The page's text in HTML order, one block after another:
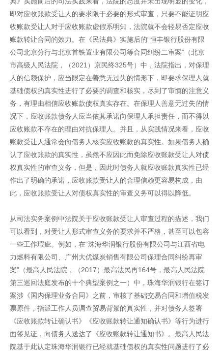
即对应收账款受让人的要求限于必要的形式审查，只要不能证明应
收账款受让人对于应收账款虚假系明知，法院就不会轻易否定应收
账款转让合同的效力。在《民法典》实施后的“恒丰银行股份有限
公司北京分行与北京首铁置业有限公司等合同纠纷二审案”（北京
市高级人民法院，（2021）京民终325号）中，法院指出，对保理
人的信赖保护，应当限定在善意无过失的情形下，即要求保理人就
基础债权的真实性进行了必要的调查和核实，尽到了审慎的注意义
务，有理由相信应收账款债权真实存在。在保理人善意无过失的情
况下，应收账款债务人应当依其承诺向保理人承担责任，而不得以
应收账款不存在的理由对抗保理人。并且，从实践情况来看，应收
账款受让人通常会向债务人核实应收账款的真实性。如果债务人确
认了应收账款的真实性，虽然不应因此而免除应收账款受让人对债
权真实性的审查义务，但是，因此时债务人就应收账款真实性已经
作出了明确的承诺，应收账款受让人的合理信赖更容易构成，由
此，应收账款受让人对债权真实性的审查义务可以得以降低。
从司法实务案例中法院关于应收账款受让人审查过程的描述，我们
可以看到，对受让人形式审查义务的要求并不严格，甚至可以包容
一些工作瑕疵。例如，在“珠海华润银行股份有限公司与江西省电
力燃料有限公司、广州大优煤炭销售有限公司保理合同纠纷再审
案”（最高人民法院，（2017）最高法民再164号，最高人民法院
第三巡回法庭发布的十个典型案例之一）中，珠海华润银行在签订
案涉《国内保理业务合同》之前，审核了基础交易合同和增值税发
票原件，指派工作人员调查贸易背景的真实性，并对债务人签署
《应收账款转让确认书》《应收账款转让通知确认书》等行为进行
面签见证，向债务人送达了《应收账款转让通知书》。最高人民法
院基于此认定珠海华润银行已经就基础债权的真实性问题进行了必